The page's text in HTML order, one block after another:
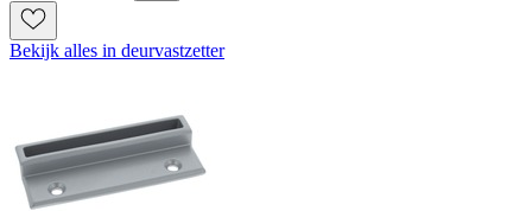
Bekijk alles in deurvastzetter